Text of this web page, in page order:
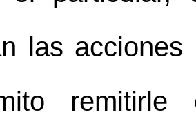
las acciones
remitirle